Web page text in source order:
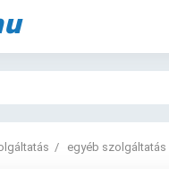
egyéb szolgáltatás